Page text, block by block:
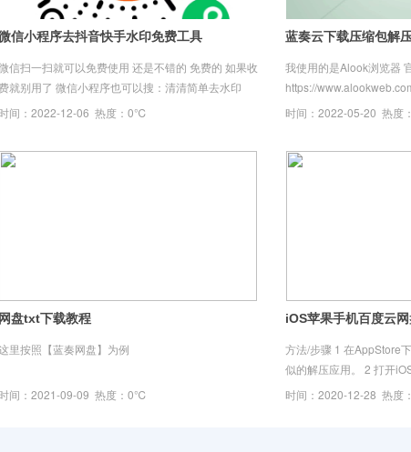
信小程序去抖音快手水印免费工具
信扫一扫就可以免费使用 还是不错的 免费的 如果收
费就别用了 微信小程序也可以搜：清清简单去水印
时间：2022-12-06 热度：0℃
蓝奏云下载压缩包解
我使用的是Alook浏览器
https://
时间：2022-05-20 热度
网盘txt下载教程
里按照【蓝奏网盘】为例
时间：2021-09-09 热度：0℃
iOS苹果手机百度云
方法/步骤 1 在AppStore
似的解压应用。 2 打开
载并解压的文件，然后把
时间：2020-12-28 热度